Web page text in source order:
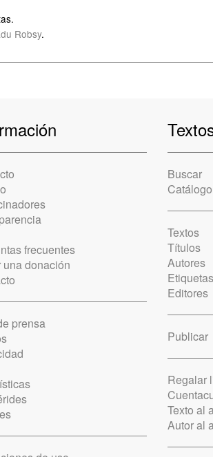
Robsy.
frecuentes
una donación
prensa
Buscar
Textos
Títulos
Autores
Etiquetas
Editores
Publicar
Regalar
Texto al
Autor al